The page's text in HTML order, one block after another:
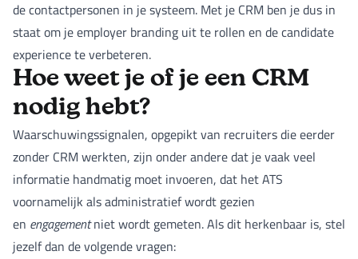
de contactpersonen in je systeem. Met je CRM ben je dus in
staat om je employer branding uit te rollen en de candidate
experience te verbeteren.
Hoe weet je of je een CRM
nodig hebt?
Waarschuwingssignalen, opgepikt van recruiters die eerder
zonder CRM werkten, zijn onder andere dat je vaak veel
informatie handmatig moet invoeren, dat het ATS
voornamelijk als administratief wordt gezien
en engagementniet wordt gemeten. Als dit herkenbaar is, stel
jezelf dan de volgende vragen: